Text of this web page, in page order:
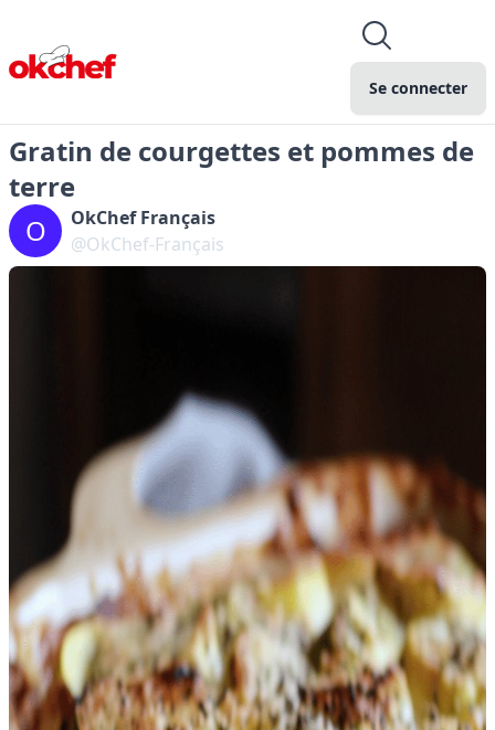
Se connecter
Gratin de courgettes et pommes de
terre
O
OkChef Français
@OkChef-Français